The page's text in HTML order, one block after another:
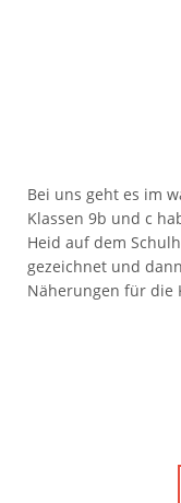
Bei uns geht es im
Klassen 9b und c
Heid auf dem
gezeichnet und
Näherungen für die